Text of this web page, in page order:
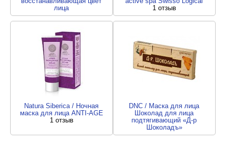
лица
1 отзыв
1 отзыв
Natura Siberica / Ночная
маска для лица ANTI-AGE
1 отзыв
DNC / Маска для лица
Шоколад для лица
подтягивающий «Д-р
Шоколадъ»
2 отзыва